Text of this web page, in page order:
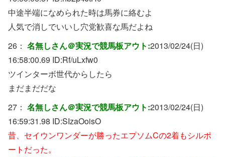
中途半端になめられた時は馬券に絡むよ
人気で消しでいいし穴党歓喜な馬だよね
26： 名無しさん＠実況で競馬板アウト:2013/02/24(日)
16:58:00.69 ID:Rf/uLxfw0
ツインターボ世代からしたら
まだまだだな
27： 名無しさん＠実況で競馬板アウト:2013/02/24(日)
16:59:31.98 ID:SIzaOoisO
昔、セイウンワンダーが勝ったエプソムCの2着もシルポ
ートだった。